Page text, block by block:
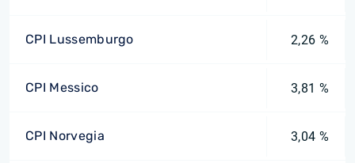
CPI Lussemburgo 2,26 %
CPI Messico 3,81 %
CPI Norvegia 3,04 %